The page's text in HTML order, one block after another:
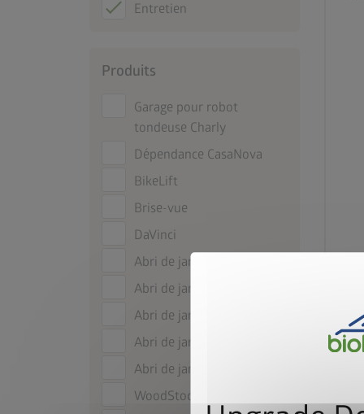
Entretien
Produits
Garage pour robot
tondeuse Charly
Dépendance CasaNova
BikeLift
Brise-vue
DaVinci
Abri de jardin Neo
Abri de jardin HighLine
Abri de jardin Panorama
Abri de jardin AvantGarde
Abri de jardin Europa
WoodStock